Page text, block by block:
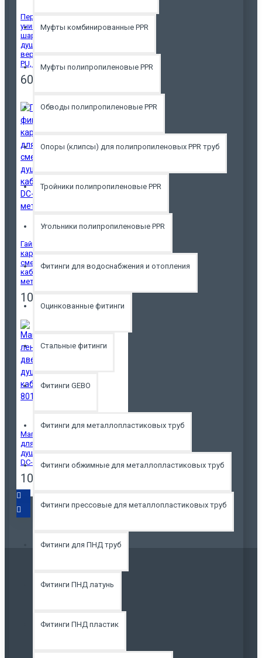
Муфты комбинированные PPR
Муфты полипропиленовые PPR
Обводы полипропиленовые PPR
Опоры (клипсы) для полипропиленовых PPR труб
Тройники полипропиленовые PPR
Угольники полипропиленовые PPR
Фитинги для водоснабжения и отопления
Оцинкованные фитинги
Стальные фитинги
Фитинги GEBO
Фитинги для металлопластиковых труб
Фитинги обжимные для металлопластиковых труб
Фитинги прессовые для металлопластиковых труб
Фитинги для ПНД труб
Фитинги ПНД латунь
Фитинги ПНД пластик
Переходник
универсальный
шарнирный для
душевой лейки,
верхнего душа DC-
PU, пластик
600р.
Гайка фиксации
картриджа для
смесителя душевой
кабины DC-G01
металл
1000р.
Магнитная лента
для дверей в
душевой кабине
DC-801 4мм
1000р.